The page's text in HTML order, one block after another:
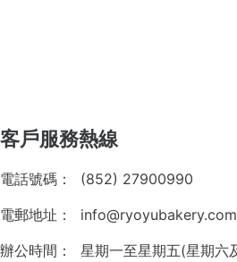
客戶服務熱線
電話號碼： (852) 27900990
電郵地址：
辦公時間： 星期一至星期五(星期六